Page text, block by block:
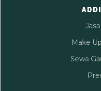
Make
Sewa